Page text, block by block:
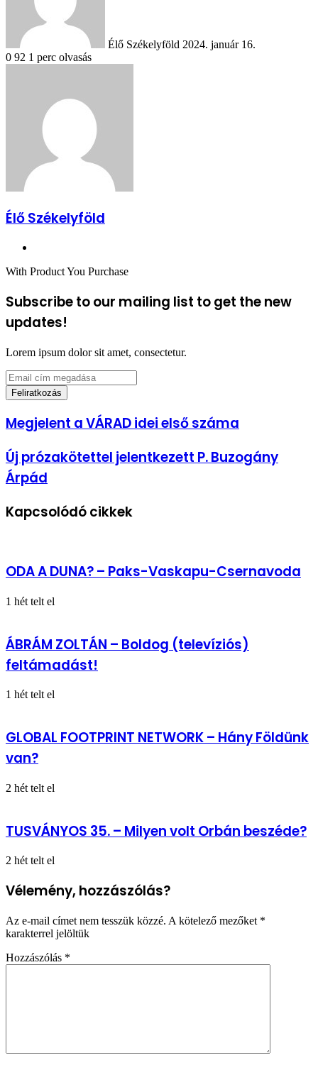
Élő Székelyföld 2024. január 16.
0 92 1 perc olvasás
Élő Székelyföld
With Product You Purchase
Subscribe to our mailing list to get the new
updates!
Lorem ipsum dolor sit amet, consectetur.
Email
cím
megadása
Megjelent
a
idei
első
száma
Megjelent a VÁRAD idei első száma
Új
prózakötettel
jelentkezett
Árpád
Új prózakötettel jelentkezett P. Buzogány
Árpád
Kapcsolódó cikkek
ODA A DUNA? – Paks-Vaskapu-Csernavoda
1 hét telt el
ÁBRÁM ZOLTÁN – Boldog (televíziós)
feltámadást!
1 hét telt el
GLOBAL FOOTPRINT NETWORK – Hány Földünk
van?
2 hét telt el
TUSVÁNYOS 35. – Milyen volt Orbán beszéde?
2 hét telt el
Vélemény, hozzászólás?
Az e-mail címet nem tesszük közzé. A kötelező mezőket *
karakterrel jelöltük
Hozzászólás *